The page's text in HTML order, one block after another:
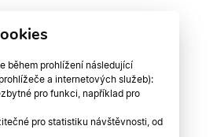
TK OLYMP OLOMOUC
během prohlížení následující
a internetových služeb):
pro funkci, například pro
pro statistiku návštěvnosti, od